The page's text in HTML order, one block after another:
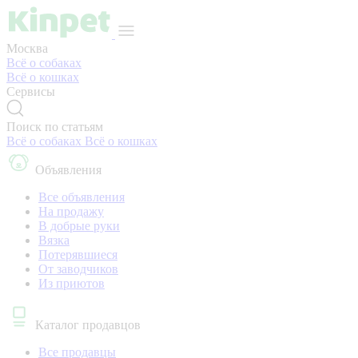
Москва
Всё о собаках
Всё о кошках
Сервисы
Поиск по статьям
Всё о собаках Всё о кошках
Объявления
Все объявления
На продажу
В добрые руки
Вязка
Потерявшиеся
От заводчиков
Из приютов
Каталог продавцов
Все продавцы